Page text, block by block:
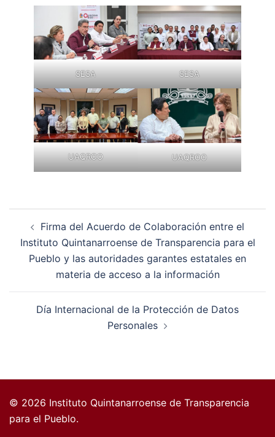
SESA SESA
UAQROO UAQROO
entradas
Firma del Acuerdo de Colaboración entre el
Instituto Quintanarroense de Transparencia para el
Pueblo y las autoridades garantes estatales en
materia de acceso a la información
Día Internacional de la Protección de Datos
Personales
© 2026 Instituto Quintanarroense de Transparencia
para el Pueblo.